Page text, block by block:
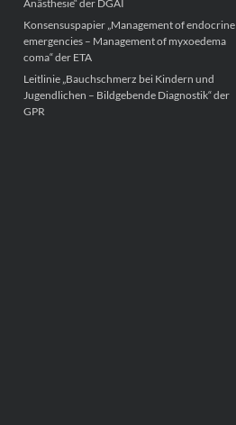
Anästhesie“ der DGAI
Konsensuspapier „Management of endocrine
emergencies – Management of myxoedema
coma“ der ETA
Leitlinie „Bauchschmerz bei Kindern und
Jugendlichen – Bildgebende Diagnostik“ der
GPR